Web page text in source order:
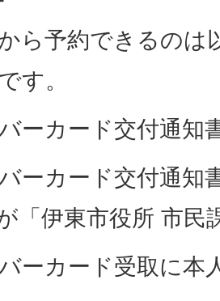
ら予約できるのは
す。
ーカード交付通知
ーカード交付通知
「伊東市役所 市民
ーカード受取に本